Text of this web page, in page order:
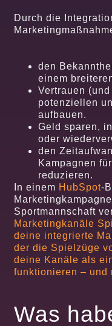
Durch die
den
einem
Vertrauen
potenziellen
aufbauen.
Geld sparen,
oder
den
Kampagnen
reduzieren.
In einem HubSpot-
Sportmannschaft
Marketingkanäle
deine integrierte
der die Spielzüge
deine Kanäle als
funktionieren – und
Was